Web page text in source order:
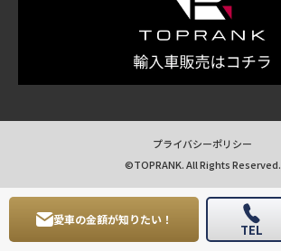
愛車の金額が知りたい！
TEL
プライバシーポリシー
©TOPRANK. All Rights Reserved.